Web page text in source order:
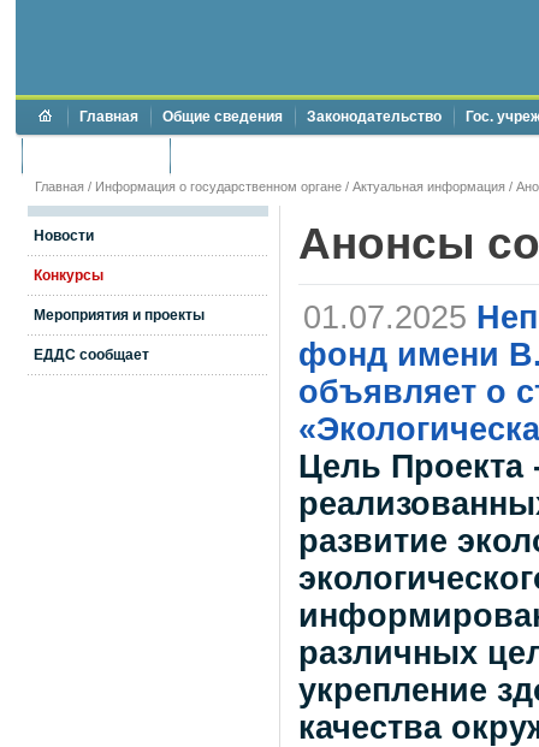
Главная Общие сведения Законодательство Гос.
Главная / Информация о государственном органе / Актуальная информация /
Новости
Конкурсы
Мероприятия и проекты
ЕДДС сообщает
Анонсы
01.07.2025
фонд имени
объявляет о
Цель Проекта
развитие
различных
укрепление
качества